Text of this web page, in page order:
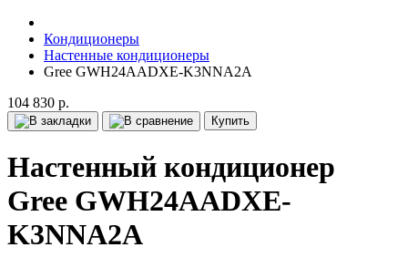
Кондиционеры
Настенные кондиционеры
Gree GWH24AADXE-K3NNA2A
104 830 р.
Купить
Настенный кондиционер
Gree GWH24AADXE-
K3NNA2A